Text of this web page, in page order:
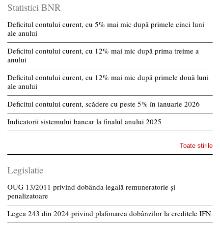
Statistici BNR
Deficitul contului curent, cu 5% mai mic după primele cinci luni
ale anului
Deficitul contului curent, cu 12% mai mic după prima treime a
anului
Deficitul contului curent, cu 12% mai mic după primele două luni
ale anului
Deficitul contului curent, scădere cu peste 5% în ianuarie 2026
Indicatorii sistemului bancar la finalul anului 2025
Toate stirile
Legislatie
OUG 13/2011 privind dobânda legală remuneratorie și
penalizatoare
Legea 243 din 2024 privind plafonarea dobânzilor la creditele IFN